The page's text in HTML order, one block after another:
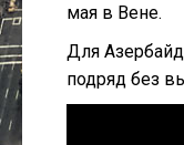
мая в Вене.
Для
подряд без